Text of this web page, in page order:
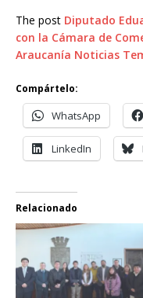
The post Diputado
con la Cámara de
Araucanía Noticias
Compártelo:
WhatsApp
LinkedIn
Relacionado